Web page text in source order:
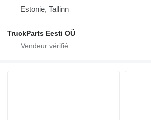
Estonie, Tallinn
TruckParts Eesti OÜ